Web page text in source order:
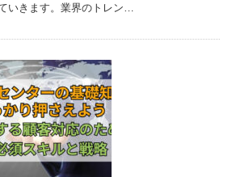
いきます。業界のトレン…